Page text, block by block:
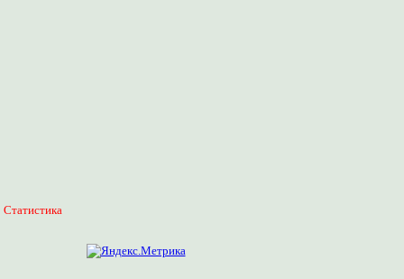
Статистика